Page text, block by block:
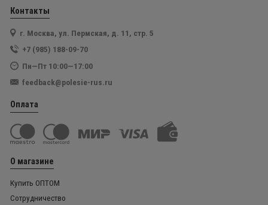
Контакты
г. Москва, ул. Пермская, д. 11, стр. 5
+7 (985) 188-09-70
Пн—Пт 10:00—17:00
feedback@polesie-rus.ru
Оплата
О магазине
Купить ОПТОМ
Сотрудничество